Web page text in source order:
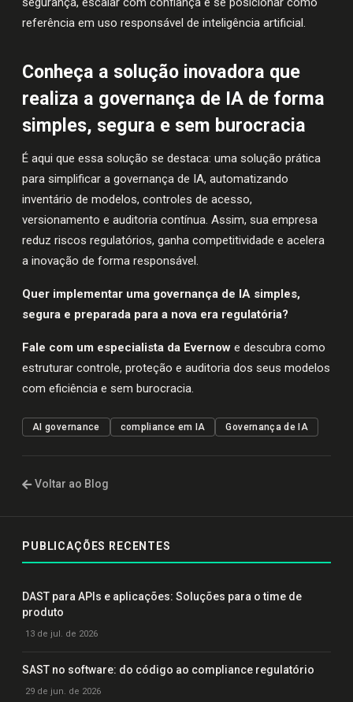
referência em uso responsável de inteligência artificial.
Conheça a solução inovadora que
realiza a governança de IA de forma
simples, segura e sem burocracia
É aqui que essa solução se destaca: uma solução prática
para simplificar a governança de IA, automatizando
inventário de modelos, controles de acesso,
versionamento e auditoria contínua. Assim, sua empresa
reduz riscos regulatórios, ganha competitividade e acelera
a inovação de forma responsável.
Quer implementar uma governança de IA simples,
segura e preparada para a nova era regulatória?
Fale com um especialista da Evernow e descubra como
estruturar controle, proteção e auditoria dos seus modelos
com eficiência e sem burocracia.
AI governance compliance em IA Governança de IA
Voltar ao Blog
PUBLICAÇÕES RECENTES
DAST para APIs e aplicações: Soluções para o time de
produto
13 de jul. de 2026
SAST no software: do código ao compliance regulatório
29 de jun. de 2026